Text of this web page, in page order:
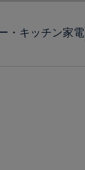
・キッチン家電